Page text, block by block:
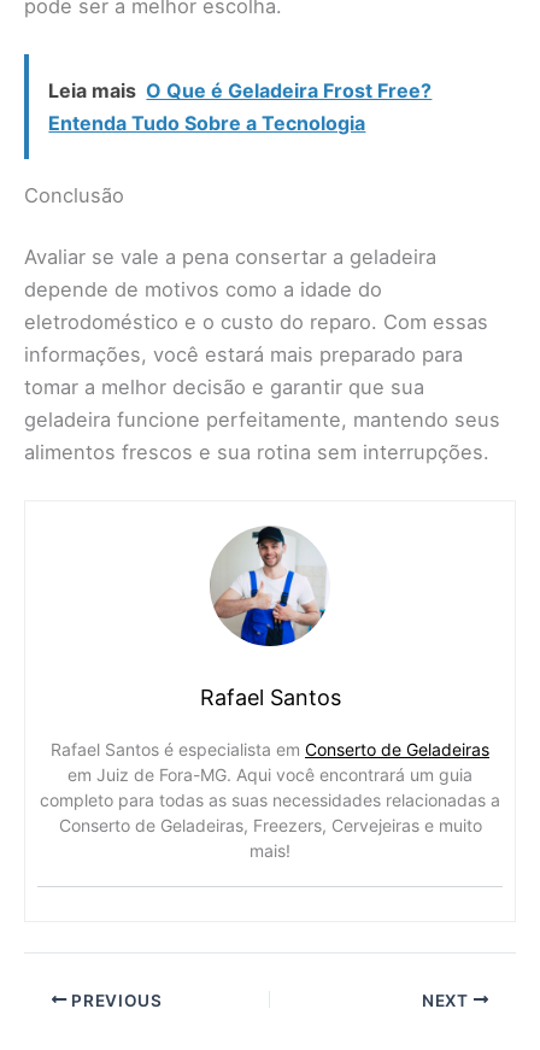
pode ser a melhor escolha.
Leia mais O Que é Geladeira Frost Free?
Entenda Tudo Sobre a Tecnologia
Conclusão
Avaliar se vale a pena consertar a geladeira
depende de motivos como a idade do
eletrodoméstico e o custo do reparo. Com essas
informações, você estará mais preparado para
tomar a melhor decisão e garantir que sua
geladeira funcione perfeitamente, mantendo seus
alimentos frescos e sua rotina sem interrupções.
Rafael Santos
Rafael Santos é especialista em Conserto de Geladeiras
em Juiz de Fora-MG. Aqui você encontrará um guia
completo para todas as suas necessidades relacionadas a
Conserto de Geladeiras, Freezers, Cervejeiras e muito
mais!
PREVIOUS NEXT